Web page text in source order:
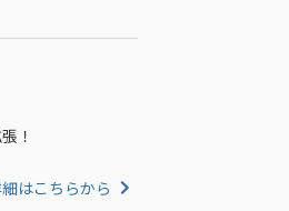
！
はこちらから